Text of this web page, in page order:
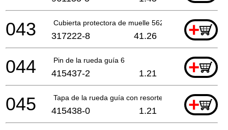
Cubierta protectora de muelle 5621Rd * +
043 317222-8 41.26
Pin de la rueda guía 6 +
044 415437-2 1.21
Tapa de la rueda guía con resorte +
045 415438-0 1.21